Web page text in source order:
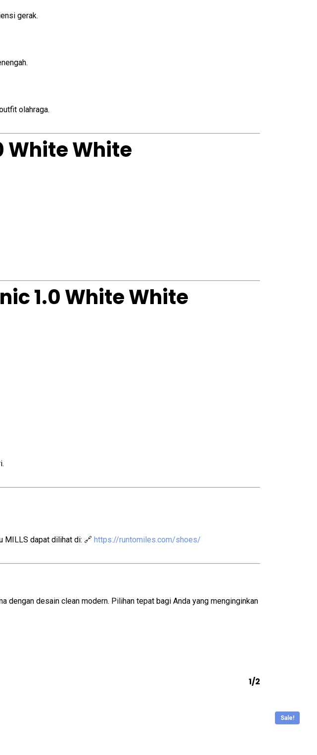
gerak.
olahraga.
White White
1.0 White White
MILLS dapat dilihat di: 🔗 https://runtomiles.com/shoes/
dengan desain clean modern. Pilihan tepat bagi Anda yang menginginkan
1/2
Sale!